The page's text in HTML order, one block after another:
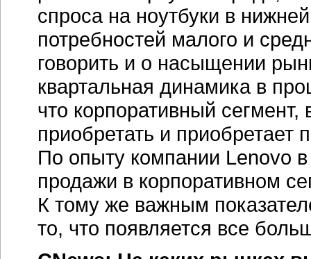
спроса на ноутбуки в
потребностей малого и
говорить и о насыщении
квартальная динамика в
что корпоративный сегмент,
приобретать и
По опыту компании Lenovo
продажи в корпоративном
К тому же важным
то, что появляется все